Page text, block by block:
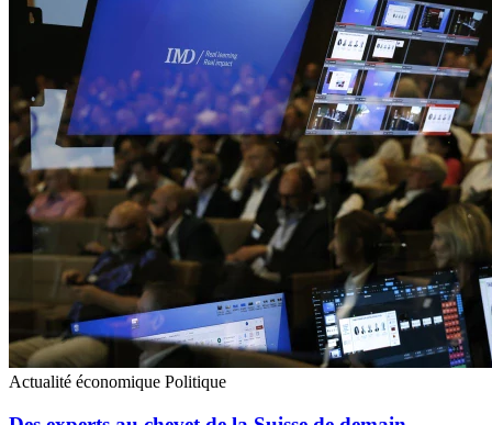
Actualité économique Politique